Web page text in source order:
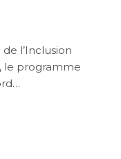
l’Inclusion
le programme